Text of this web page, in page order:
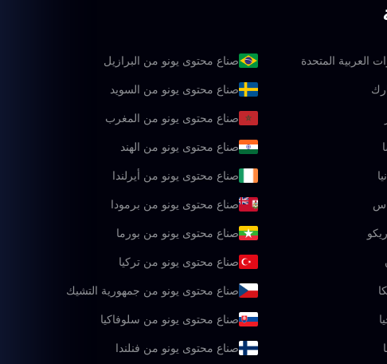
العربية المتحدة صناع محتوى يونو من البرازيل
صناع محتوى يونو من السويد
صناع محتوى يونو من المغرب
صناع محتوى يونو من الهند
صناع محتوى يونو من أيرلندا
صناع محتوى يونو من برمودا
صناع محتوى يونو من بورما
صناع محتوى يونو من تركيا
صناع محتوى يونو من جمهورية التشيك
صناع محتوى يونو من سلوفاكيا
صناع محتوى يونو من فنلندا